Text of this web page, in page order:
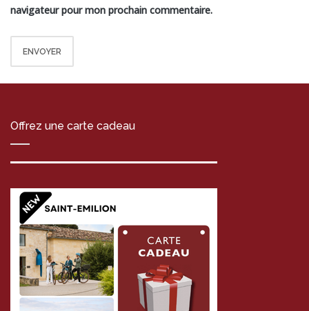
navigateur pour mon prochain commentaire.
Offrez une carte cadeau